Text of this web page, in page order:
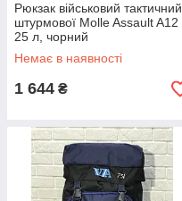
Рюкзак військовий тактичний
штурмової Molle Assault A12
25 л, чорний
Немає в наявності
1 644 ₴